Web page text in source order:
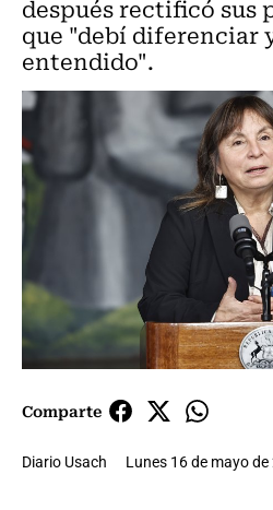
después rectificó sus
que "debí diferenciar
entendido".
Comparte
Diario Usach Lunes 16 de mayo